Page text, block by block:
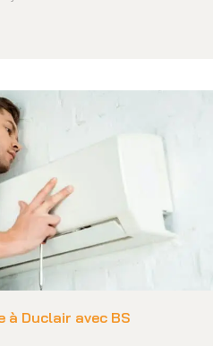
Duclair avec BS